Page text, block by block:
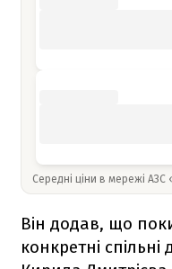
Середні ціни в мережі АЗС
Він додав, що
конкретні